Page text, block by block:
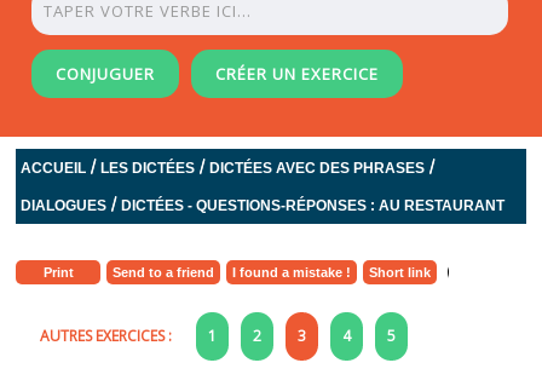
CONJUGUER CRÉER UN EXERCICE
ACCUEIL /LES DICTÉES /DICTÉES AVEC DES PHRASES /
DIALOGUES /DICTÉES - QUESTIONS-RÉPONSES : AU RESTAURANT
Print Send to a friend I found a mistake ! Short link
AUTRES EXERCICES : 1 2 3 4 5